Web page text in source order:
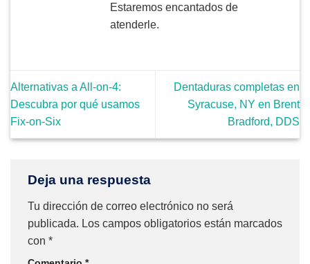
Estaremos encantados de
atenderle.
Alternativas a All-on-4:
Descubra por qué usamos
Fix-on-Six
Dentaduras completas en
Syracuse, NY en Brent
Bradford, DDS
Deja una respuesta
Tu dirección de correo electrónico no será
publicada. Los campos obligatorios están marcados
con *